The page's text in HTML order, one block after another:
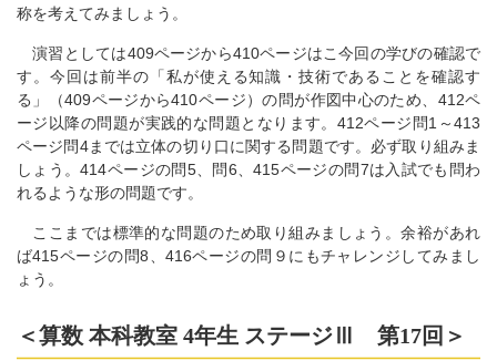
称を考えてみましょう。
演習としては409ページから410ページはこ今回の学びの確認で
す。今回は前半の「私が使える知識・技術であることを確認す
る」（409ページから410ページ）の問が作図中心のため、412ペ
ージ以降の問題が実践的な問題となります。412ページ問1～413
ページ問4までは立体の切り口に関する問題です。必ず取り組みま
しょう。414ページの問5、問6、415ページの問7は入試でも問わ
れるような形の問題です。
ここまでは標準的な問題のため取り組みましょう。余裕があれ
ば415ページの問8、416ページの問９にもチャレンジしてみまし
ょう。
＜算数 本科教室 4年生 ステージⅢ 第17回＞